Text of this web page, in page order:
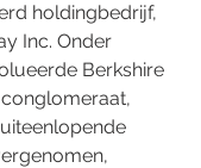
holdingbedrijf,
Inc. Onder
Berkshire